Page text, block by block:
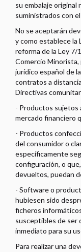
su embalaje original
suministrados con
No se aceptarán
y como establece la
reforma de la Ley 7/
Comercio Minorista,
jurídico español de
contratos a
Directivas
- Productos sujetos
mercado financiero
- Productos
del consumidor o
específicamente
configuración, o
devueltos, puedan
- Software o
hubiesen sido
ficheros
susceptibles de ser
inmediato para su
Para realizar una